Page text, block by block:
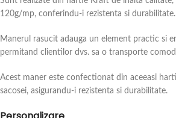
120g/mp, conferindu-i rezistenta si durabilitate.
Manerul rasucit adauga un element practic si
permitand clientilor dvs. sa o transporte
Acest maner este confectionat din aceeasi
sacosei, asigurandu-i rezistenta si durabilitate.